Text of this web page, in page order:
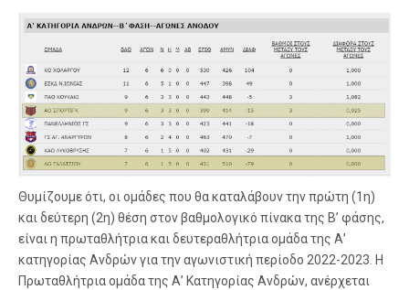
Θυμίζουμε ότι, οι ομάδες που θακαταλάβουντηνπρώτη (1η)
και δεύτερη (2η) θέση στονβαθμολογικό πίνακα της Β’ φάσης,
είναι η πρωταθλήτριακαι δευτεραθλήτρια ομάδατης Α’
κατηγορίας Ανδρώνγια την αγωνιστική περίοδο 2022-2023. Η
Πρωταθλήτρια ομάδα της Α’ Κατηγορίας Ανδρών, ανέρχεται